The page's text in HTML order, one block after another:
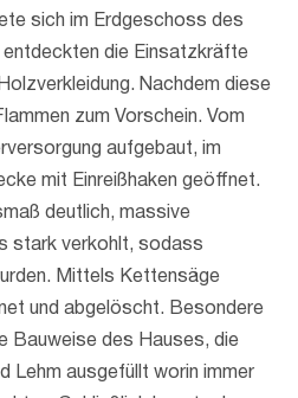
sich im Erdgeschoss des
die Einsatzkräfte
Nachdem diese
zum Vorschein. Vom
aufgebaut, im
mit Einreißhaken geöffnet.
deutlich, massive
stark verkohlt, sodass
Mittels Kettensäge
und abgelöscht. Besondere
Bauweise des Hauses, die
Lehm ausgefüllt worin immer